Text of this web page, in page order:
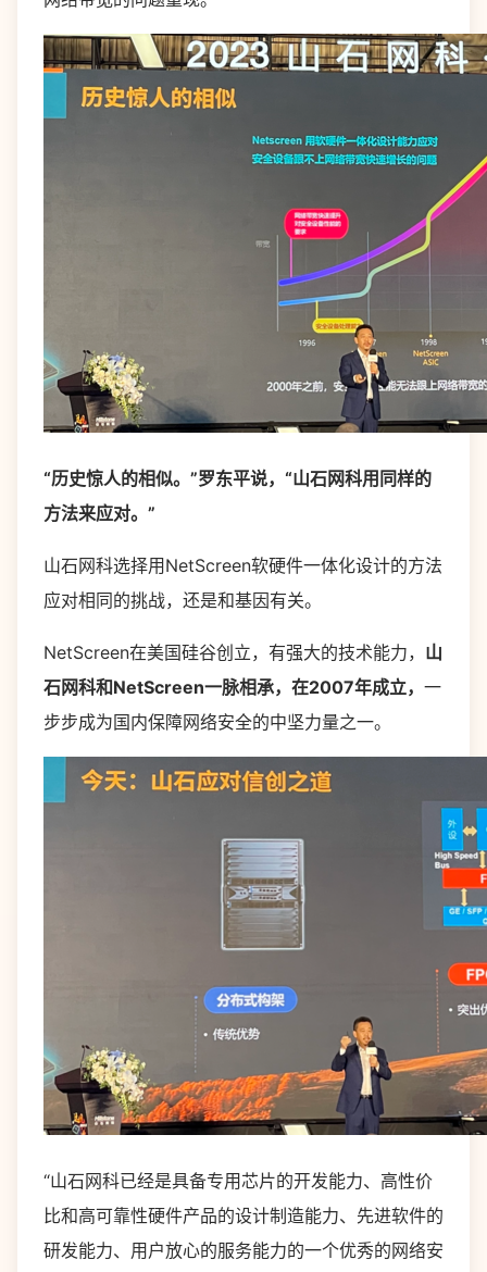
“历史惊人的相似。”罗东平说，“山石网科用同样的
方法来应对。”
山石网科选择用NetScreen软硬件一体化设计的方法
应对相同的挑战，还是和基因有关。
NetScreen在美国硅谷创立，有强大的技术能力， 山
石网科和NetScreen一脉相承，在2007年成立， 一
步步成为国内保障网络安全的中坚力量之一。
“山石网科已经是具备专用芯片的开发能力、高性价
比和高可靠性硬件产品的设计制造能力、先进软件的
研发能力、用户放心的服务能力的一个优秀的网络安